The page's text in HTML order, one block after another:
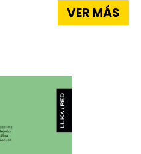
VER MÁS